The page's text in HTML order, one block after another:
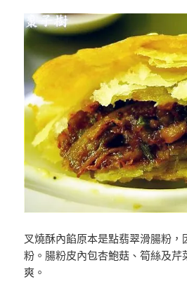
叉燒酥內餡原本是點翡翠滑腸粉，
粉。腸粉皮內包杏鮑菇、筍絲及芹
爽。